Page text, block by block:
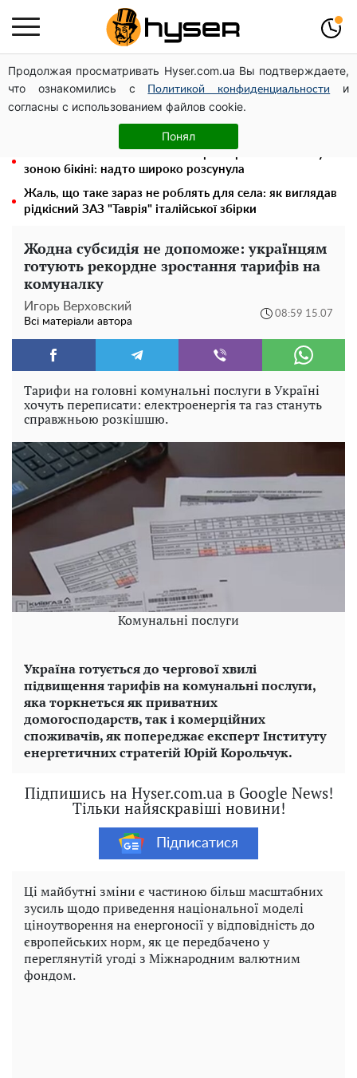
Продолжая просматривать Hyser.com.ua Вы подтверждаете,
что ознакомились с
Политикой конфиденциальности
и
согласны с использованием файлов cookie.
Понял
Олена Тополя злив відео – це далеко не все: фронтмен
"Антитіла" Тарас Тополя став наступним
Повністю гола Анна Трінчер блиснула "принадами":
таких розмірів ви ще не бачили
зоною бікіні: надто широко розсунула
Жаль, що таке зараз не роблять для села: як виглядав
рідкісний ЗАЗ "Таврія" італійської збірки
Жодна субсидія не допоможе: українцям
готують рекордне зростання тарифів на
комуналку
Игорь Верховский
Всі матеріали автора
08:59 15.07
Тарифи на головні комунальні послуги в Україні
хочуть переписати: електроенергія та газ стануть
справжньою розкішшю.
Комунальні послуги
Україна готується до чергової хвилі
підвищення тарифів на комунальні послуги,
яка торкнеться як приватних
домогосподарств, так і комерційних
споживачів, як попереджає експерт Інституту
енергетичних стратегій Юрій Корольчук.
Підпишись на Hyser.com.ua в Google News!
Тільки найяскравіші новини!
Підписатися
Ці майбутні зміни є частиною більш масштабних
зусиль щодо приведення національної моделі
ціноутворення на енергоносії у відповідність до
європейських норм, як це передбачено у
переглянутій угоді з Міжнародним валютним
фондом.